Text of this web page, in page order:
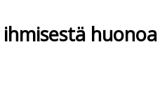
huonoa